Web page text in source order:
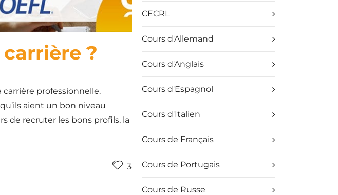
?
carrière professionnelle.
aient un bon niveau
de recruter les bons profils, la
3
CECRL
Cours d'Allemand
Cours d'Anglais
Cours d'Espagnol
Cours d'Italien
Cours de Français
Cours de Portugais
Cours de Russe